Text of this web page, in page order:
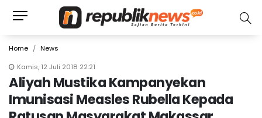
Home
News
Kamis, 12 Juli 2018 22:21
Aliyah Mustika Kampanyekan
Imunisasi Measles Rubella Kepada